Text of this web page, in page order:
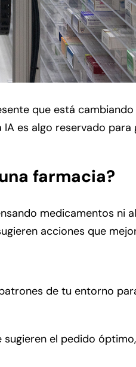
que está
es algo reservado
farmacia?
medicamentos ni
acciones que
de tu entorno
el pedido